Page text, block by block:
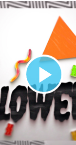
Lire
la